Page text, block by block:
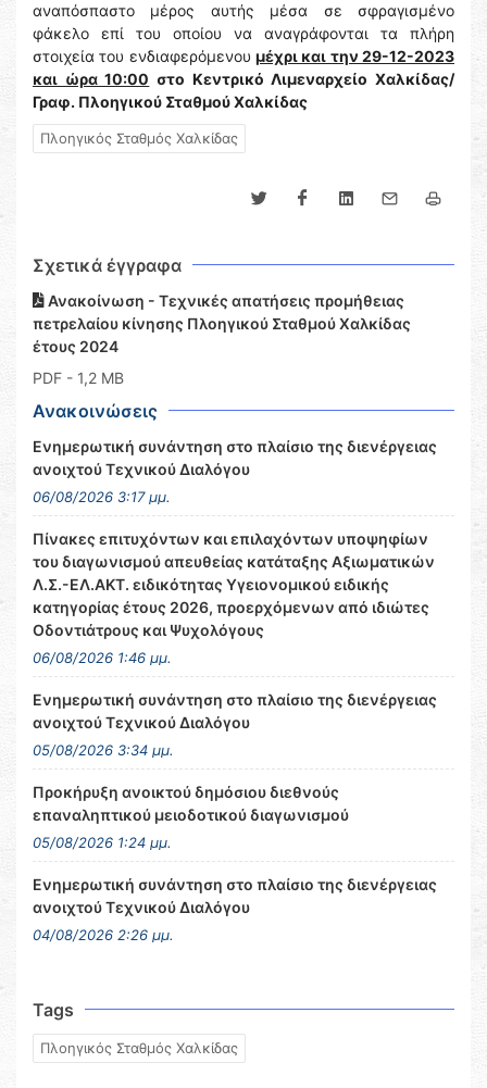
αναπόσπαστο μέρος αυτής μέσα σε σφραγισμένο
φάκελο επί του οποίου να αναγράφονται τα πλήρη
στοιχεία του ενδιαφερόμενου μέχρι και την 29-12-2023
και ώρα 10:00 στο Κεντρικό Λιμεναρχείο Χαλκίδας/
Γραφ. Πλοηγικού Σταθμού Χαλκίδας
Πλοηγικός Σταθμός Χαλκίδας
Σχετικά έγγραφα
Ανακοίνωση - Τεχνικές απατήσεις προμήθειας
πετρελαίου κίνησης Πλοηγικού Σταθμού Χαλκίδας
έτους 2024
PDF - 1,2 MB
Ανακοινώσεις
Ενημερωτική συνάντηση στο πλαίσιο της διενέργειας
ανοιχτού Τεχνικού Διαλόγου
06/08/2026 3:17 μμ.
Πίνακες επιτυχόντων και επιλαχόντων υποψηφίων
του διαγωνισμού απευθείας κατάταξης Αξιωματικών
Λ.Σ.-ΕΛ.ΑΚΤ. ειδικότητας Υγειονομικού ειδικής
κατηγορίας έτους 2026, προερχόμενων από ιδιώτες
Οδοντιάτρους και Ψυχολόγους
06/08/2026 1:46 μμ.
Ενημερωτική συνάντηση στο πλαίσιο της διενέργειας
ανοιχτού Τεχνικού Διαλόγου
05/08/2026 3:34 μμ.
Προκήρυξη ανοικτού δημόσιου διεθνούς
επαναληπτικού μειοδοτικού διαγωνισμού
05/08/2026 1:24 μμ.
Ενημερωτική συνάντηση στο πλαίσιο της διενέργειας
ανοιχτού Τεχνικού Διαλόγου
04/08/2026 2:26 μμ.
Tags
Πλοηγικός Σταθμός Χαλκίδας